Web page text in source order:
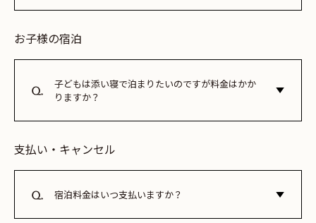
徒歩2分の場所にセブンイレブンがございます。
お子様の宿泊
子どもは添い寝で泊まりたいのですが料金はかか
りますか？
公式ウェブサイト・電話予約に限り、小学生・幼児（12歳以
場合は大人と同料金にてお泊まりください。小学生のお子様
で添い寝をご希望の場合、予約時に「子どもB：小学生（寝
具なし・食事大人に準ずる）」として人数をご入力くださ
支払い・キャンセル
宿泊料金はいつ支払いますか？
チェックイン時にご精算ください。